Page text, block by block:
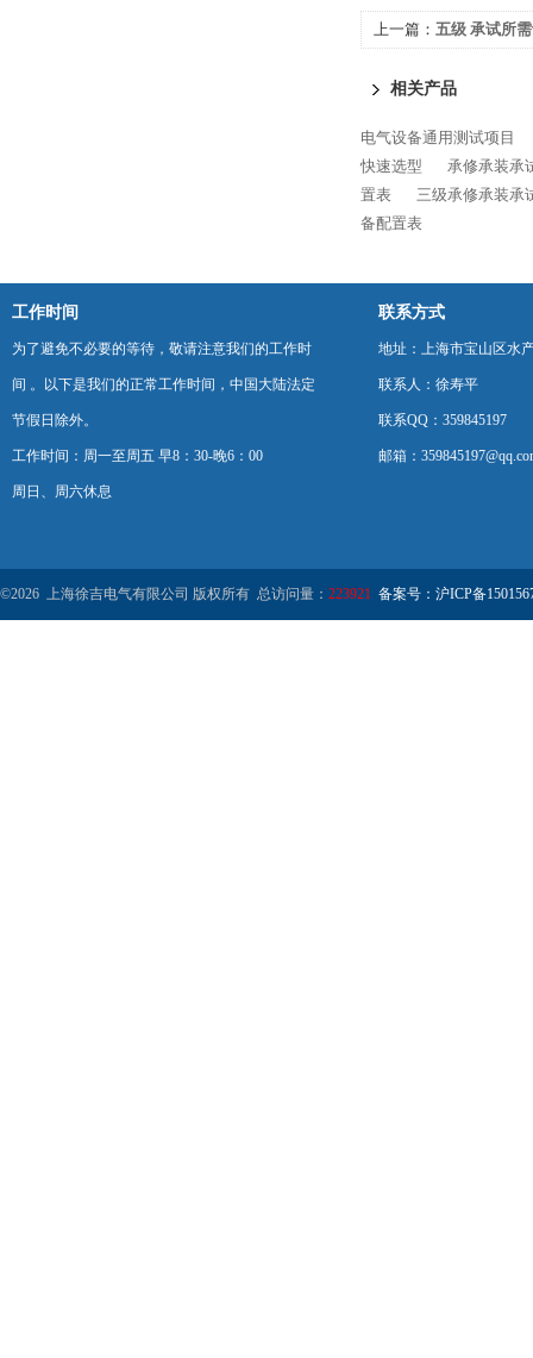
上一篇： 五级 承试所
相关产品
电气设备通用测试项目
快速选型
承修承装承
置表
三级承修承装承
备配置表
工作时间
为了避免不必要的等待，敬请注意我们的工作时
间 。以下是我们的正常工作时间，中国大陆法定
节假日除外。
工作时间：周一至周五 早8：30-晚6：00
周日、周六休息
联系方式
地址：上海市宝山区水
联系人：徐寿平
联系QQ：359845197
邮箱：
©2026 上海徐吉电气有限公司 版权所有 总访问量： 223921 备案号：沪ICP备